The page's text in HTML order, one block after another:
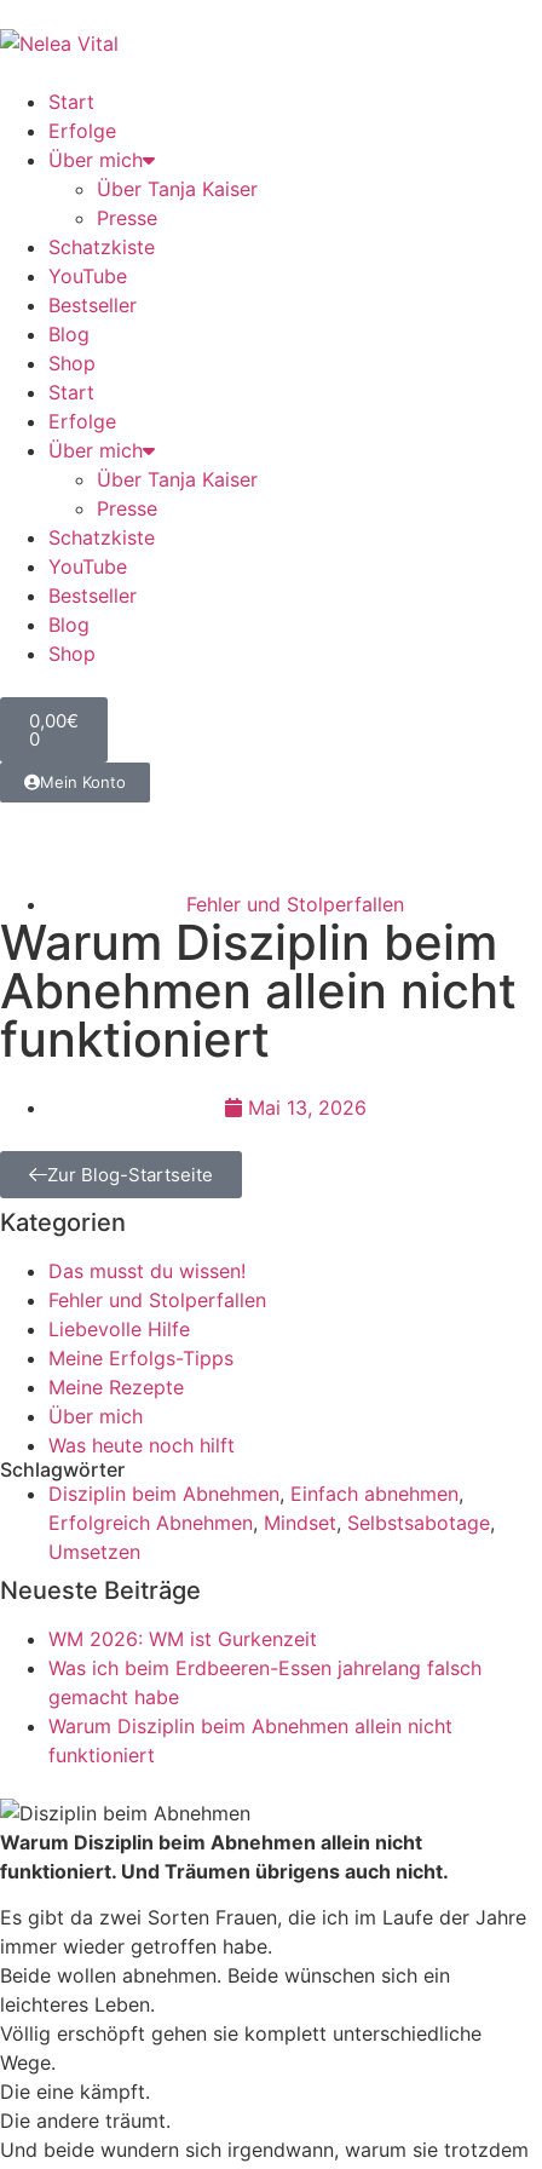
Start
Erfolge
Über mich
Über Tanja Kaiser
Presse
Schatzkiste
YouTube
Bestseller
Blog
Shop
Start
Erfolge
Über mich
Über Tanja Kaiser
Presse
Schatzkiste
YouTube
Bestseller
Blog
Shop
0,00€
0
Mein Konto
Fehler und Stolperfallen
Warum Disziplin beim
Abnehmen allein nicht
funktioniert
Mai 13, 2026
Zur Blog-Startseite
Kategorien
Das musst du wissen!
Fehler und Stolperfallen
Liebevolle Hilfe
Meine Erfolgs-Tipps
Meine Rezepte
Über mich
Was heute noch hilft
Schlagwörter
Disziplin beim Abnehmen, Einfach abnehmen,
Erfolgreich Abnehmen, Mindset, Selbstsabotage,
Umsetzen
Neueste Beiträge
WM 2026: WM ist Gurkenzeit
Was ich beim Erdbeeren-Essen jahrelang falsch
gemacht habe
Warum Disziplin beim Abnehmen allein nicht
funktioniert
Warum Disziplin beim Abnehmen allein nicht
funktioniert. Und Träumen übrigens auch nicht.
Es gibt da zwei Sorten Frauen, die ich im Laufe der Jahre
immer wieder getroffen habe.
Beide wollen abnehmen. Beide wünschen sich ein
leichteres Leben.
Völlig erschöpft gehen sie komplett unterschiedliche
Wege.
Die eine kämpft.
Die andere träumt.
Und beide wundern sich irgendwann, warum sie trotzdem